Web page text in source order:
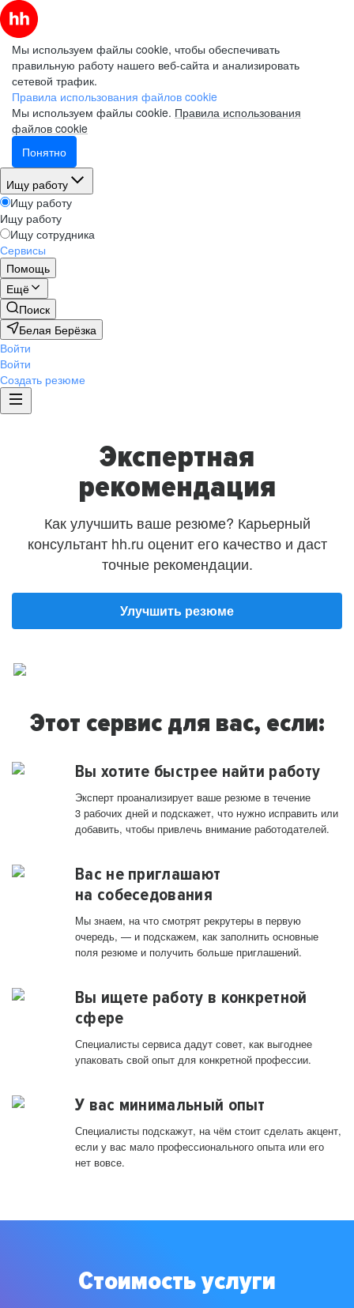
Мы используем файлы cookie, чтобы обеспечивать
правильную работу нашего веб-сайта и анализировать
сетевой трафик.
Правила использования файлов cookie
Мы используем файлы cookie. Правила использования
файлов cookie
Понятно
Ищу работу
Ищу работу
Ищу работу
Ищу сотрудника
Сервисы
Помощь
Ещё
Поиск
Белая Берёзка
Войти
Войти
Создать резюме
Экспертная
рекомендация
Как улучшить ваше резюме? Карьерный
консультант hh.ru оценит его качество и даст
точные рекомендации.
Улучшить резюме
Этот сервис для вас, если:
Вы хотите быстрее найти работу
Эксперт проанализирует ваше резюме в течение
3 рабочих дней и подскажет, что нужно исправить или
добавить, чтобы привлечь внимание работодателей.
Вас не приглашают
на собеседования
Мы знаем, на что смотрят рекрутеры в первую
очередь, — и подскажем, как заполнить основные
поля резюме и получить больше приглашений.
Вы ищете работу в конкретной
сфере
Специалисты сервиса дадут совет, как выгоднее
упаковать свой опыт для конкретной профессии.
У вас минимальный опыт
Специалисты подскажут, на чём стоит сделать акцент,
если у вас мало профессионального опыта или его
нет вовсе.
Стоимость услуги